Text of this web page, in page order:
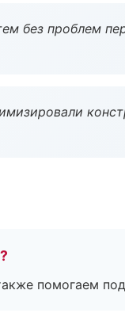
без проблем
помогаем